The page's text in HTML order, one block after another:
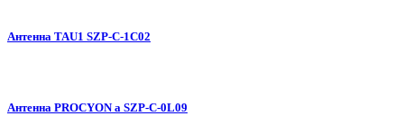
Антенна TAU1 SZP-C-1C02
Антенна PROCYON a SZP-C-0L09